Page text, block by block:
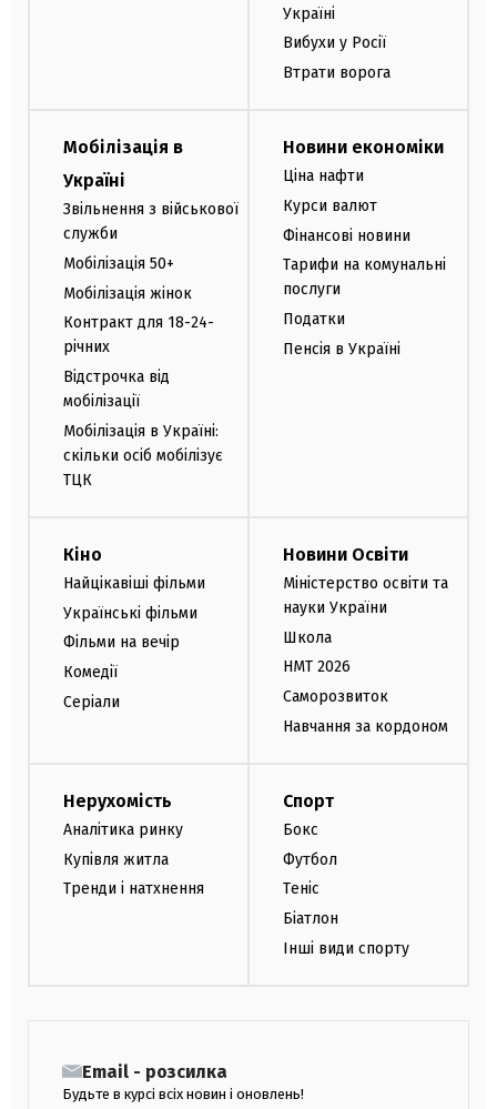
Україні
Вибухи у Росії
Втрати ворога
Мобілізація в
Україні
Звільнення з військової
служби
Мобілізація 50+
Мобілізація жінок
Контракт для 18-24-
річних
Відстрочка від
мобілізації
Мобілізація в Україні:
скільки осіб мобілізує
ТЦК
Новини економіки
Ціна нафти
Курси валют
Фінансові новини
Тарифи на комунальні
послуги
Податки
Пенсія в Україні
Кіно
Найцікавіші фільми
Українські фільми
Фільми на вечір
Комедії
Серіали
Новини Освіти
Міністерство освіти та
науки України
Школа
НМТ 2026
Саморозвиток
Навчання за кордоном
Нерухомість
Аналітика ринку
Купівля житла
Тренди і натхнення
Спорт
Бокс
Футбол
Теніс
Біатлон
Інші види спорту
Email - розсилка
Будьте в курсі всіх новин і оновлень!